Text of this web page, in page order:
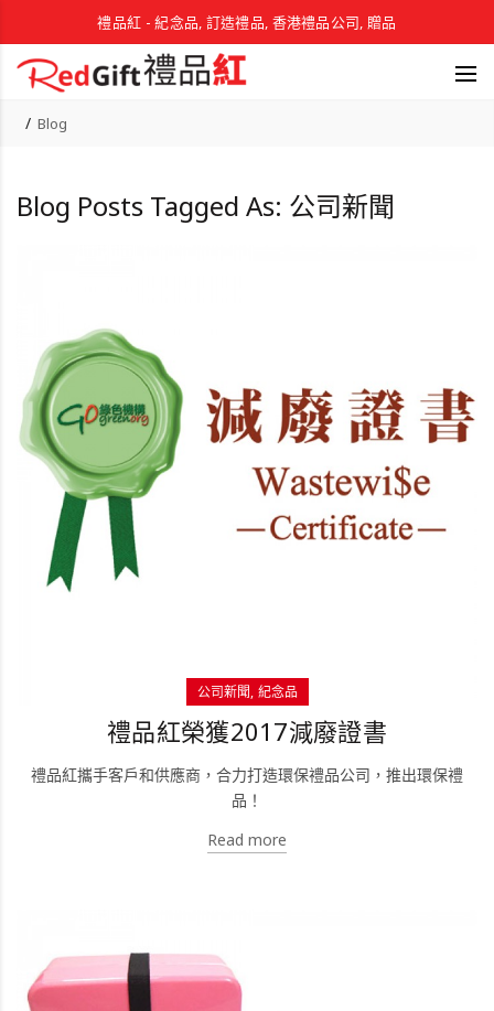
禮品紅 - 紀念品, 訂造禮品, 香港禮品公司, 贈品
Blog
Blog Posts Tagged As: 公司新聞
公司新聞 紀念品
禮品紅榮獲2017減廢證書
禮品紅攜手客戶和供應商，合力打造環保禮品公司，推出環保禮
品！
Read more